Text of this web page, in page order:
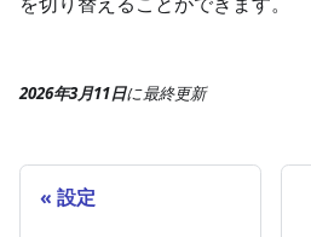
2026年3月11日に最終更新
設定